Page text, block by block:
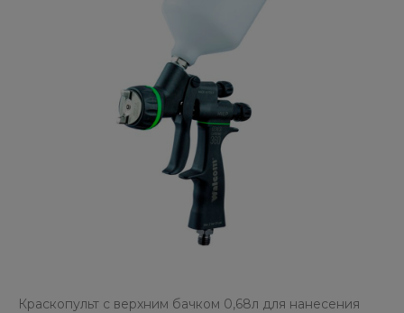
Краскопульт с верхним бачком 0,68л для нанесения